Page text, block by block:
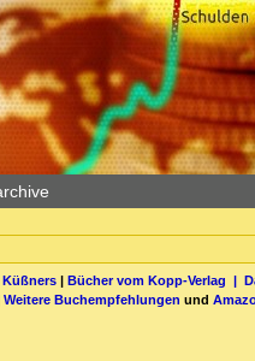
Küßners| Bücher vom Kopp-Verlag |
Weitere Buchempfehlungen und